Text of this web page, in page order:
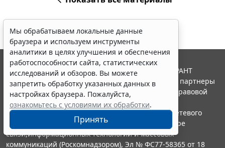
Мы обрабатываем локальные данные
браузера и используем инструменты
аналитики в целях улучшения и обеспечения
работоспособности сайта, статистических
исследований и обзоров. Вы можете
запретить обработку указанных данных в
настройках браузера. Пожалуйста,
ознакомьтесь с условиями их обработки.
Принять
© ООО "НПП "ГАРАНТ-СЕРВИС", 2026. Система ГАРАНТ
выпускается с 1990 года. Компания "Гарант" и ее партнеры
являются участниками Российской ассоциации правовой
информации ГАРАНТ.
Портал ГАРАНТ.РУ зарегистрирован в качестве сетевого
издания Федеральной службой по надзору в сфере
связи,информационных технологий и массовых
коммуникаций (Роскомнадзором), Эл № ФС77-58365 от 18